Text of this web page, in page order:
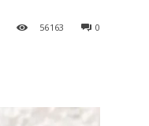
0
56163